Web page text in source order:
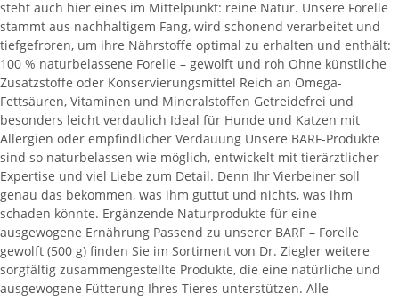
steht auch hier eines im Mittelpunkt: reine Natur. Unsere Forelle
stammt aus nachhaltigem Fang, wird schonend verarbeitet und
tiefgefroren, um ihre Nährstoffe optimal zu erhalten und enthält:
100 % naturbelassene Forelle – gewolft und roh Ohne künstliche
Zusatzstoffe oder Konservierungsmittel Reich an Omega-
Fettsäuren, Vitaminen und Mineralstoffen Getreidefrei und
besonders leicht verdaulich Ideal für Hunde und Katzen mit
Allergien oder empfindlicher Verdauung Unsere BARF-Produkte
sind so naturbelassen wie möglich, entwickelt mit tierärztlicher
Expertise und viel Liebe zum Detail. Denn Ihr Vierbeiner soll
genau das bekommen, was ihm guttut und nichts, was ihm
schaden könnte. Ergänzende Naturprodukte für eine
ausgewogene Ernährung Passend zu unserer BARF – Forelle
gewolft (500 g) finden Sie im Sortiment von Dr. Ziegler weitere
sorgfältig zusammengestellte Produkte, die eine natürliche und
ausgewogene Fütterung Ihres Tieres unterstützen. Alle